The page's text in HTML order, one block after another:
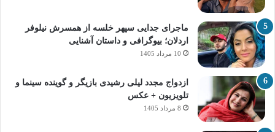
ماجرای جدایی سپهر خلسه از همسرش نیلوفر
اردلان؛ بیوگرافی و داستان آشنایی
10 مرداد 1405
ازدواج مجدد لیلی رشیدی بازیگر و گوینده سینما و
تلویزیون + عکس
8 مرداد 1405